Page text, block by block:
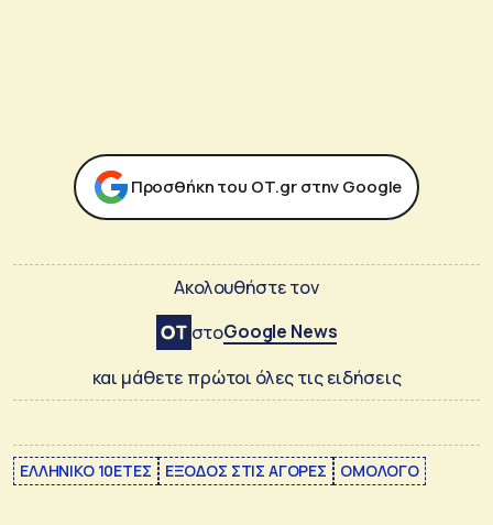
Προσθήκη του ΟΤ.gr στην Google
Ακολουθήστε τον
στοGoogle News
και μάθετε πρώτοι όλες τις ειδήσεις
ΕΛΛΗΝΙΚΟ 10ΕΤΕΣ ΕΞΟΔΟΣ ΣΤΙΣ ΑΓΟΡΕΣ ΟΜΟΛΟΓΟ